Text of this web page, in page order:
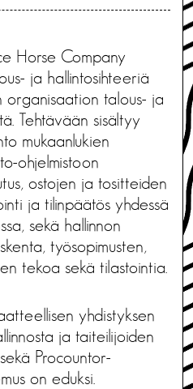
Horse Company
ja hallintosihteeriä
organisaation talous- ja
Tehtävään sisältyy
mukaanlukien
ohjelmistoon
ostojen ja tositteiden
ja tilinpäätös yhdessä
sekä hallinnon
työsopimusten,
tekoa sekä tilastointia.
yhdistyksen
ja taiteilijoiden
Procountor-
on eduksi.